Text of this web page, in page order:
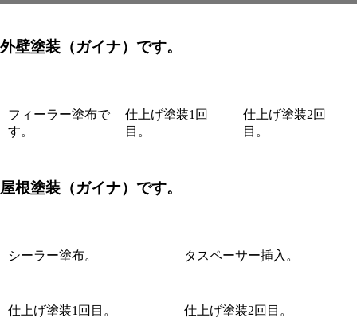
外壁塗装（ガイナ）です。
フィーラー塗布で
す。
仕上げ塗装1回
目。
仕上げ塗装2回
目。
屋根塗装（ガイナ）です。
シーラー塗布。 タスペーサー挿入。
仕上げ塗装1回目。 仕上げ塗装2回目。